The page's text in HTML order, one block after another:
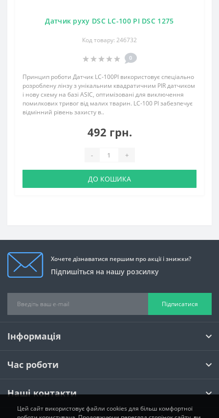
Датчик руху DSC LC-100 PI DSC 1275
Код товару: 246732
0
Принцип роботи Датчик LC-100PI використовує спеціально
розроблену лінзу з унікальним квадратичним PIR датчиком
і нову схему на базі ASIC, оптимізовані для виключення
помилкових тривог від малих тварин. LC-100 PI забезпечує
відмінний рівень захисту в..
492 грн.
- +
ДО КОШИКА
Хочете дізнаватися першим про акції і знижки?
Підпишіться на нашу розсилку
Підписатися
Інформація
Час роботи
Наші контакти
Цей сайт використовує файли cookies для більш комфортної